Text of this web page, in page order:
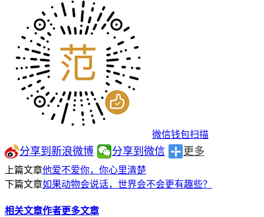
微信钱包扫描
分享到新浪微博 分享到微信 更多
上篇文章他爱不爱你，你心里清楚
下篇文章如果动物会说话，世界会不会更有趣些？
相关文章作者更多文章